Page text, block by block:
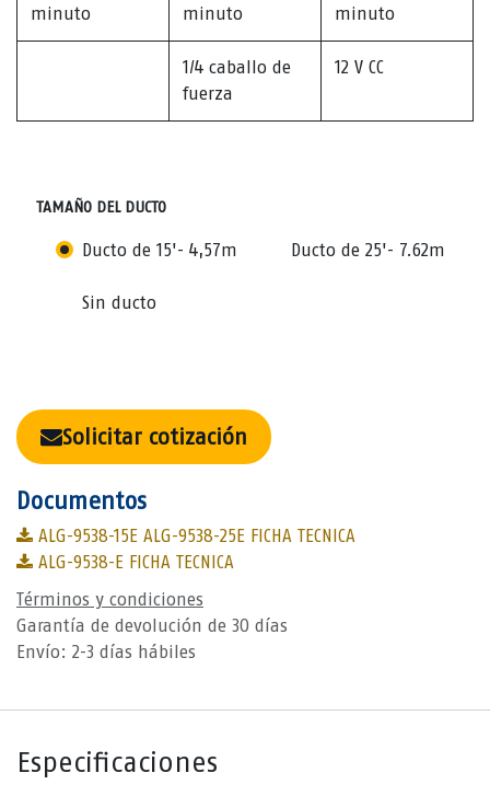
minuto
minuto
minuto
1/4 caballo de
fuerza
12 V CC
TAMAÑO DEL DUCTO
Ducto de 15'- 4,57m Ducto de 25'- 7.62m
Sin ducto
Solicitar cotización
Documentos
ALG-9538-15E ALG-9538-25E FICHA TECNICA
ALG-9538-E FICHA TECNICA
Términos y condiciones
Garantía de devolución de 30 días
Envío: 2-3 días hábiles
Especificaciones